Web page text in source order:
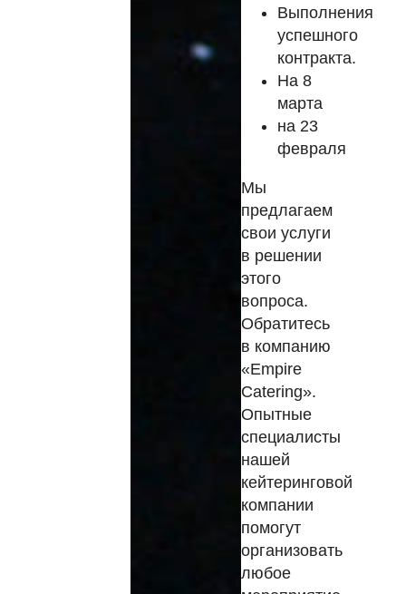
Выполнения
успешного
контракта.
На 8
марта
на 23
февраля
Мы
предлагаем
свои услуги
в решении
этого
вопроса.
Обратитесь
в компанию
«Empire
Catering».
Опытные
специалисты
нашей
кейтеринговой
компании
помогут
организовать
любое